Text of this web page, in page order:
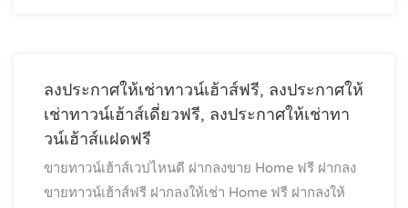
ลงประกาศให้เช่าทาวน์เฮ้าส์ฟรี, ลงประกาศให้
เช่าทาวน์เฮ้าส์เดี่ยวฟรี, ลงประกาศให้เช่าทา
วน์เฮ้าส์แฝดฟรี
ขายทาวน์เฮ้าส์เวปไหนดี ฝากลงขาย Home ฟรี ฝากลง
ขายทาวน์เฮ้าส์ฟรี ฝากลงให้เช่า Home ฟรี ฝากลงให้